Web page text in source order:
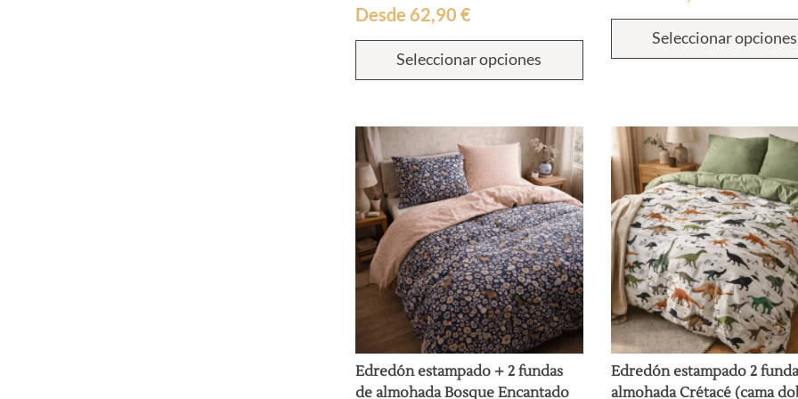
Desde 62,90 €
Seleccionar opciones
Este
producto
tiene
Las
opciones
se
pueden
elegir
en
la
página
de
producto
Seleccionar opciones
Edredón estampado + 2 fundas
de almohada Bosque Encantado
Edredón estampado 2
almohada Crétacé (cama